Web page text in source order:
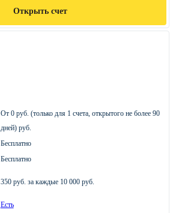
Открыть счет
От 0 руб. (только для 1 счета, открытого не более 90
дней) руб.
Бесплатно
Бесплатно
350 руб. за каждые 10 000 руб.
Есть